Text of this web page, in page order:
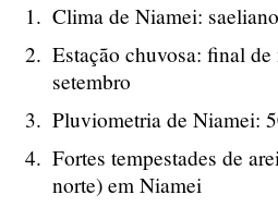
Clima de Niamei: saeliano
Estação chuvosa: final
setembro
Pluviometria de Niamei:
Fortes tempestades de
norte) em Niamei